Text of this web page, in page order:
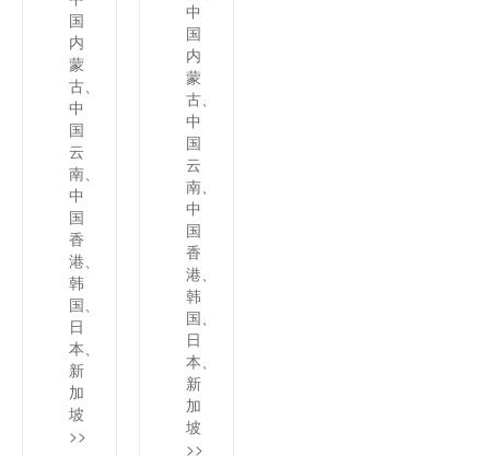
国
内
蒙
古、
中
国
云
南、
中
国
香
港、
韩
国、
日
本、
新
加
坡
>>
中
国
内
蒙
古、
中
国
云
南、
中
国
香
港、
韩
国、
日
本、
新
加
坡
>>